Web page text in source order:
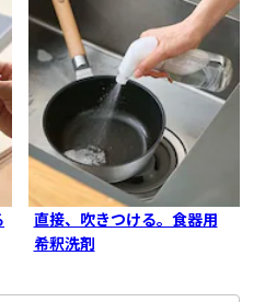
直接、吹きつける。食器用
希釈洗剤